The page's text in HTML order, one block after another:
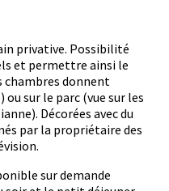
privative. Possibilité
et permettre ainsi le
chambres donnent
sur le parc (vue sur les
Décorées avec du
par la propriétaire des
sur demande